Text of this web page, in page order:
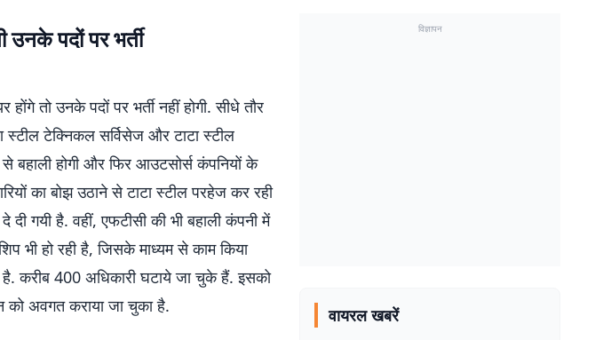
उनके पदों पर भर्ती
होंगे तो उनके पदों पर भर्ती नहीं होगी. सीधे तौर
स्टील टेक्निकल सर्विसेज और टाटा स्टील
बहाली होगी और फिर आउटसोर्स कंपनियों के
का बोझ उठाने से टाटा स्टील परहेज कर रही
गयी है. वहीं, एफटीसी की भी बहाली कंपनी में
भी हो रही है, जिसके माध्यम से काम किया
है. करीब 400 अधिकारी घटाये जा चुके हैं. इसको
को अवगत कराया जा चुका है.
विज्ञापन
वायरल खबरें